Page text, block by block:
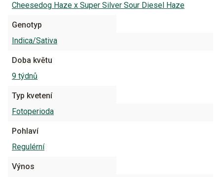
Cheesedog Haze x Super Silver Sour Diesel Haze
Genotyp
Indica/Sativa
Doba květu
9 týdnů
Typ kvetení
Fotoperioda
Pohlaví
Regulérní
Výnos